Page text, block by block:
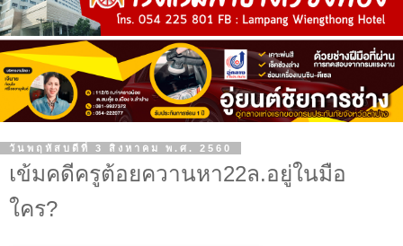
วันพฤหัสบดีที่ 3 สิงหาคม พ.ศ. 2560
เข้มคดีครูต้อยควานหา22ล.อยู่ในมือ
ใคร?